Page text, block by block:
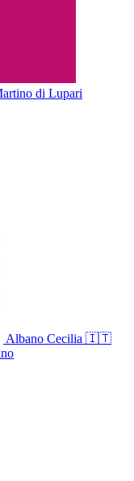
di Lupari
Albano Cecilia 🇮🇹